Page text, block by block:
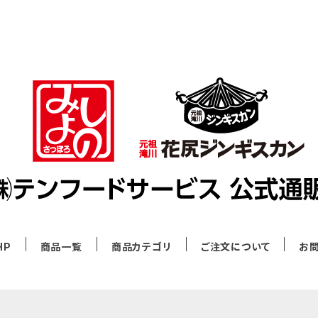
商品一覧 商品カテゴリ ご注文について お